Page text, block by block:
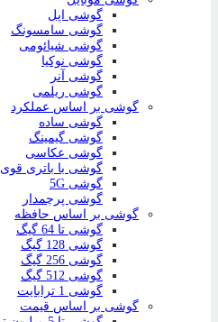
گوشی اپل
گوشی سامسونگ
گوشی شیائومی
گوشی نوکیا
گوشی آنر
گوشی ریلمی
گوشی بر اساس عملکرد
گوشی ساده
گوشی گیمینگ
گوشی عکاسی
گوشی با باتری قوی
گوشی 5G
گوشی پرچمدار
گوشی بر اساس حافظه
گوشی تا 64 گیگ
گوشی 128 گیگ
گوشی 256 گیگ
گوشی 512 گیگ
گوشی 1 ترابایت
گوشی بر اساس قیمت